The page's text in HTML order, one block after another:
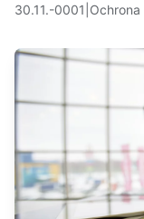
30.11.-0001